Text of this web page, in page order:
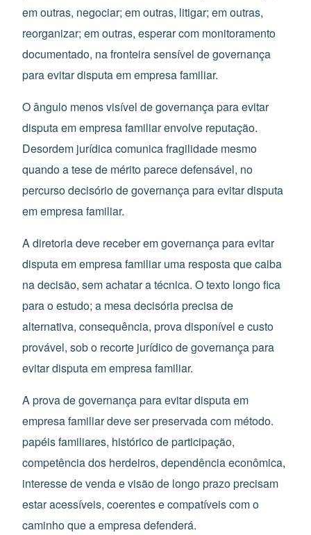
em outras, negociar; em outras, litigar; em outras,
reorganizar; em outras, esperar com monitoramento
documentado, na fronteira sensível de governança
para evitar disputa em empresa familiar.
O ângulo menos visível de governança para evitar
disputa em empresa familiar envolve reputação.
Desordem jurídica comunica fragilidade mesmo
quando a tese de mérito parece defensável, no
percurso decisório de governança para evitar disputa
em empresa familiar.
A diretoria deve receber em governança para evitar
disputa em empresa familiar uma resposta que caiba
na decisão, sem achatar a técnica. O texto longo fica
para o estudo; a mesa decisória precisa de
alternativa, consequência, prova disponível e custo
provável, sob o recorte jurídico de governança para
evitar disputa em empresa familiar.
A prova de governança para evitar disputa em
empresa familiar deve ser preservada com método.
papéis familiares, histórico de participação,
competência dos herdeiros, dependência econômica,
interesse de venda e visão de longo prazo precisam
estar acessíveis, coerentes e compatíveis com o
caminho que a empresa defenderá.